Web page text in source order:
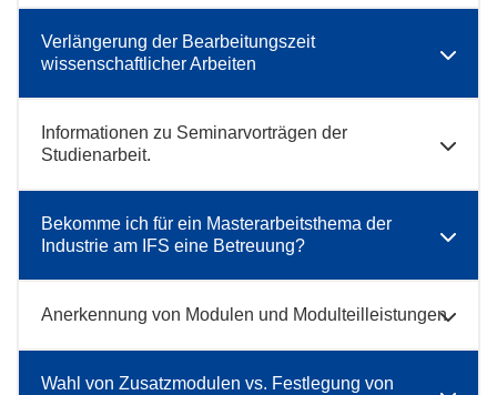
Verlängerung der Bearbeitungszeit
wissenschaftlicher Arbeiten
Informationen zu Seminarvorträgen der
Studienarbeit.
Bekomme ich für ein Masterarbeitsthema der
Industrie am IFS eine Betreuung?
Anerkennung von Modulen und Modulteilleistungen
Wahl von Zusatzmodulen vs. Festlegung von